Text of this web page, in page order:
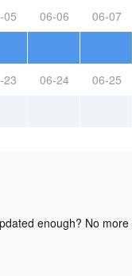
05 06-06 06-07
23 06-24 06-25
enough? No more